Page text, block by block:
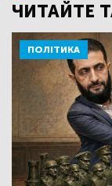
ЧИТАЙТЕ
ПОЛІТИКА